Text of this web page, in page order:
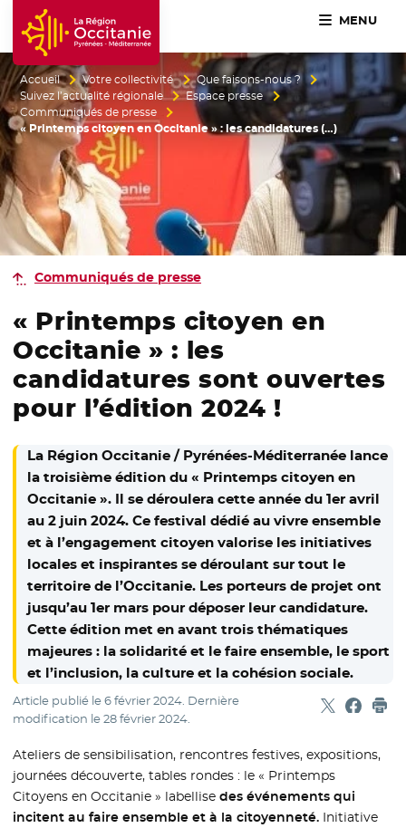
Accueil Région Occitanie / Pyrénées-Méditerranée
MENU
Accueil Votre collectivité
Que faisons-nous ?
Suivez l’actualité régionale
Espace presse
Communiqués de presse
« Printemps citoyen en Occitanie » : les candidatures (…)
Communiqués de presse
« Printemps citoyen en
Occitanie » : les
candidatures sont ouvertes
pour l’édition 2024 !
La Région Occitanie / Pyrénées-Méditerranée lance
la troisième édition du « Printemps citoyen en
Occitanie ». Il se déroulera cette année du 1er avril
au 2 juin 2024. Ce festival dédié au vivre ensemble
et à l’engagement citoyen valorise les initiatives
locales et inspirantes se déroulant sur tout le
territoire de l’Occitanie. Les porteurs de projet ont
jusqu’au 1er mars pour déposer leur candidature.
Cette édition met en avant trois thématiques
majeures : la solidarité et le faire ensemble, le sport
et l’inclusion, la culture et la cohésion sociale.
Article publié le6 février 2024. Dernière
modification le28 février 2024. Partager
- Nouvelle
-
Ateliers de sensibilisation, rencontres festives, expositions,
journées découverte, tables rondes : le « Printemps
Citoyens en Occitanie » labellisedes événements qui
incitent au faire ensemble et à la citoyenneté. Initiative